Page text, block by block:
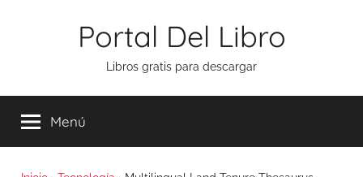
Portal Del Libro
Libros gratis para descargar
Menú